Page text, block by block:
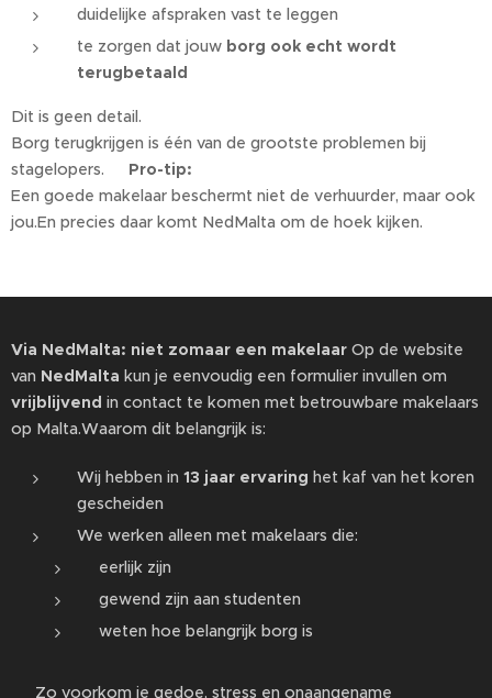
duidelijke afspraken vast te leggen
te zorgen dat jouw borg ook echt wordt
terugbetaald
Dit is geen detail.
Borg terugkrijgen is één van de grootste problemen bij
stagelopers.💡 Pro-tip:
Een goede makelaar beschermt niet de verhuurder, maar ook
jou.En precies daar komt NedMalta om de hoek kijken.
Via NedMalta: niet zomaar een makelaar Op de website
van NedMalta kun je eenvoudig een formulier invullen om
vrijblijvend in contact te komen met betrouwbare makelaars
op Malta.Waarom dit belangrijk is:
Wij hebben in 13 jaar ervaring het kaf van het koren
gescheiden
We werken alleen met makelaars die:
eerlijk zijn
gewend zijn aan studenten
weten hoe belangrijk borg is
👉 Zo voorkom je gedoe, stress en onaangename